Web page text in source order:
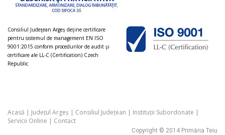
Consiliul Judeţean Argeș deţine certificare
pentru sistemul de management EN ISO
9001:2015 conform procedurilor de audit şi
certificare ale LL-C (Certification) Czech
Republic
Acasă | Județul Argeș | Consiliul Județean | Instituții Subordonate |
Servicii Online | Contact
Copyright © 2014 Primăria Teiu